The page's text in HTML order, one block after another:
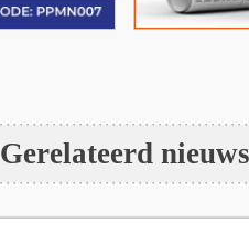
Gerelateerd nieuws